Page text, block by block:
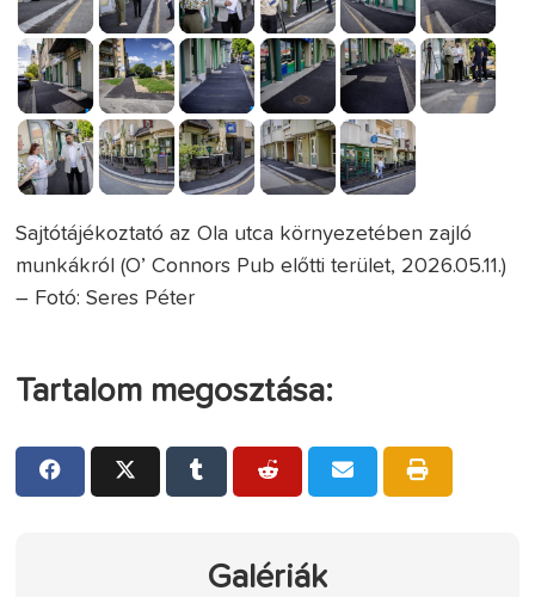
Sajtótájékoztató az Ola utca környezetében zajló
munkákról (O’ Connors Pub előtti terület, 2026.05.11.)
– Fotó: Seres Péter
Tartalom megosztása:
Galériák